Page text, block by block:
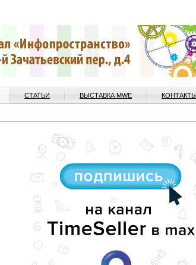
СТАТЬИ ВЫСТАВКА MWE КОНТАКТЫ